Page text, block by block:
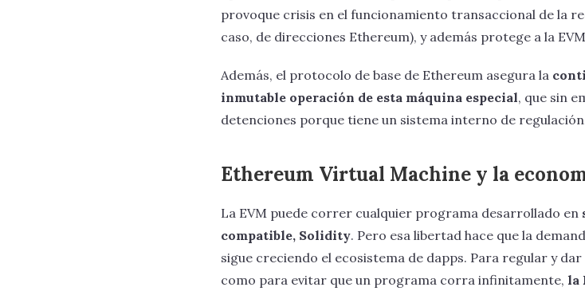
provoque crisis en el funcionamiento transaccional de la
caso, de direcciones Ethereum), y además protege a la
Además, el protocolo de base de Ethereum asegura la
inmutable operación de esta máquina especial, que sin
detenciones porque tiene un sistema interno de
Ethereum Virtual Machine y la
La EVM puede correr cualquier programa desarrollado en
compatible, Solidity. Pero esa libertad hace que la
sigue creciendo el ecosistema de dapps. Para regular y
como para evitar que un programa corra infinitamente, la